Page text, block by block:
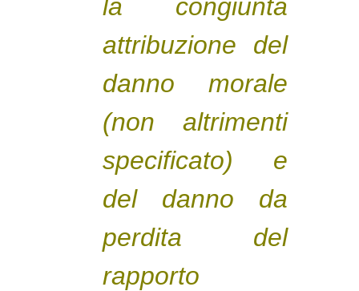
la congiunta
attribuzione del
danno morale
(non altrimenti
specificato) e
del danno da
perdita del
rapporto